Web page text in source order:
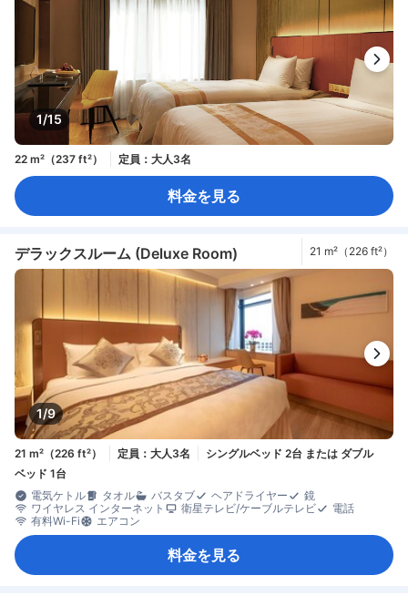
1/15
22 m²（237 ft²） 定員：大人3名
料金を見る
デラックスルーム (Deluxe Room) 21 m²（226 ft²）
1/9
21 m²（226 ft²） 定員：大人3名
シングルベッド 2台 または ダブル
ベッド 1台
電気ケトル
タオル バスタブ ヘアドライヤー
鏡
ワイヤレス インターネット
衛星テレビ/ケーブルテレビ
電話
有料Wi-Fi
エアコン
料金を見る